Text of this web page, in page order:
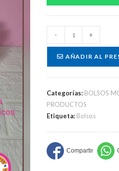
cosmético
cantidad
- +
AÑADIR AL
Categorías: BOLSOS
PRODUCTOS
Etiqueta: Bolsos